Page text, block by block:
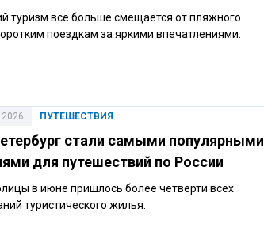
туризм все больше смещается от пляжного
поездкам за яркими впечатлениями.
ПУТЕШЕСТВИЯ
стали самыми популярными
для путешествий по России
в июне пришлось более четверти всех
туристического жилья.